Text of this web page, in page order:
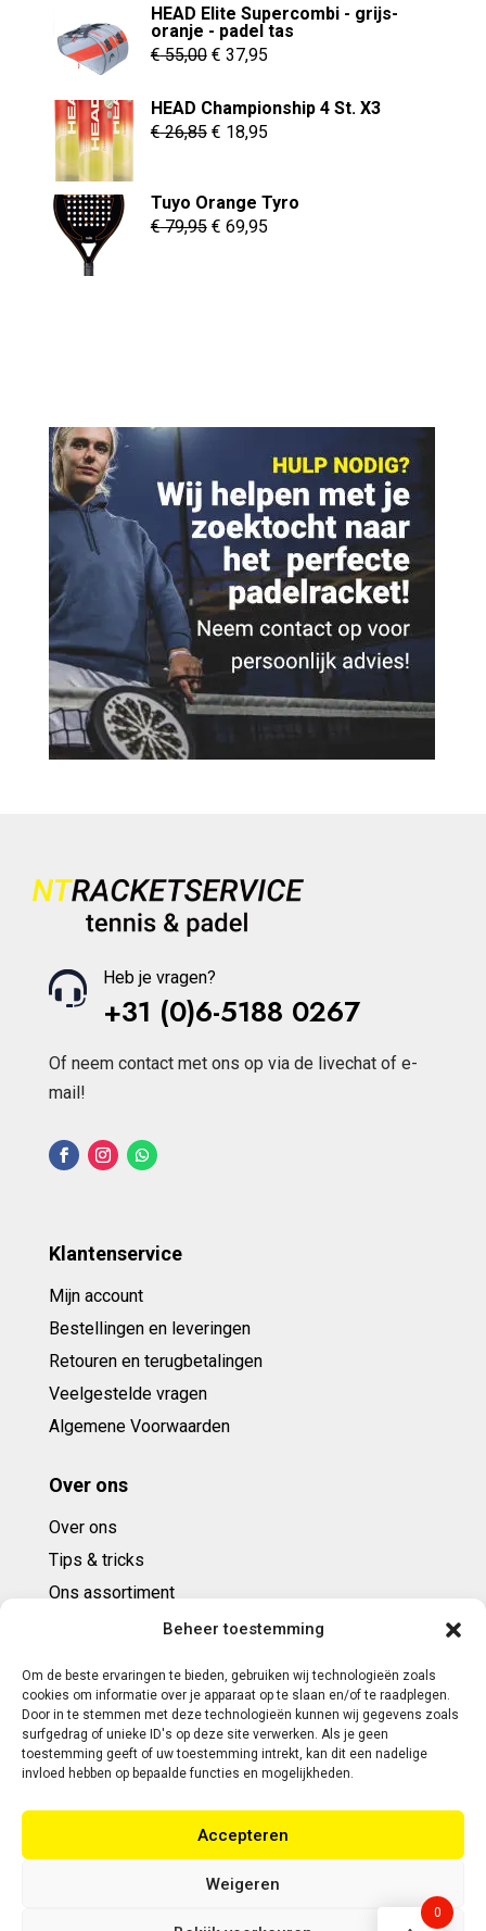
Beheer toestemming
Om de beste ervaringen te bieden, gebruiken wij technologieën zoals
cookies om informatie over je apparaat op te slaan en/of te raadplegen.
Door in te stemmen met deze technologieën kunnen wij gegevens zoals
surfgedrag of unieke ID's op deze site verwerken. Als je geen
toestemming geeft of uw toestemming intrekt, kan dit een nadelige
invloed hebben op bepaalde functies en mogelijkheden.
Accepteren
Weigeren
HEAD Elite Supercombi - grijs-
oranje - padel tas
€55,00 Oorspronkelijke
was:
€ 55,00.
€ 37,95Huidige
is:
€ 37,95.
HEAD Championship 4 St. X3
€26,85 Oorspronkelijke
€ 26,85.
€ 18,95Huidige
€ 18,95.
Tuyo Orange Tyro
€79,95 Oorspronkelijke
€ 69,95Huidige
Heb je vragen?
+31 (0)6-5188 0267
Of neem contact met ons op via de livechat of e-
mail!
Klantenservice
Mijn account
Bestellingen en leveringen
Retouren en terugbetalingen
Veelgestelde vragen
Algemene Voorwaarden
Over ons
Over ons
Tips & tricks
Ons assortiment
Contact
E: info@ntbespanservice.nl
+31 (0)6-5188 0267
Adres:
5171SL KAATSHEUVEL
0